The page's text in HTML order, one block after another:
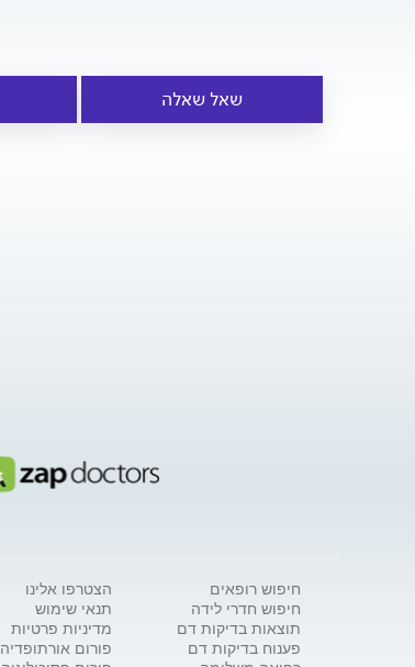
שאל שאלה
חיפוש רופאים
חיפוש חדרי לידה
תוצאות בדיקות דם
פענוח בדיקות דם
הצטרפו אלינו
תנאי שימוש
מדיניות פרטיות
פורום אורתופדיה